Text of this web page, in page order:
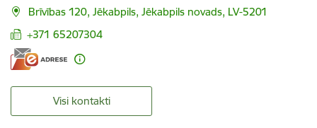
Brīvības 120, Jēkabpils, Jēkabpils novads, LV-5201
+371 65207304
Visi kontakti